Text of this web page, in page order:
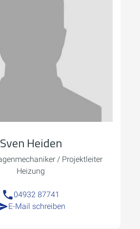
Sven Heiden
/ Projektleiter
Heizung
04932 87741
E-Mail schreiben